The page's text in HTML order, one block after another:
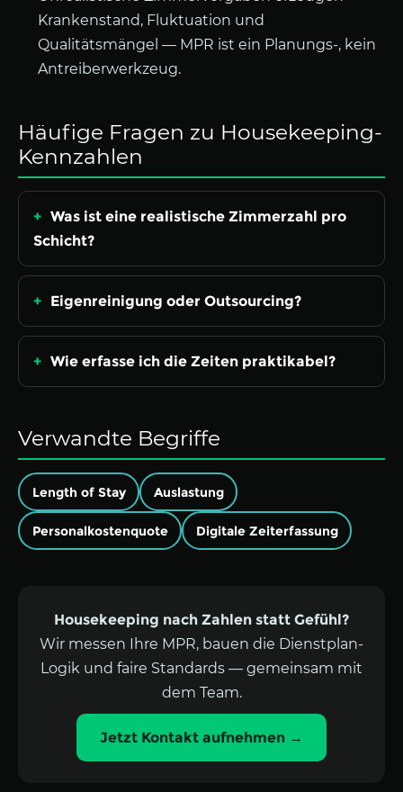
Krankenstand, Fluktuation und
Qualitätsmängel — MPR ist ein Planungs-, kein
Antreiberwerkzeug.
Häufige Fragen zu Housekeeping-
Kennzahlen
Was ist eine realistische Zimmerzahl pro
Schicht?
Eigenreinigung oder Outsourcing?
Wie erfasse ich die Zeiten praktikabel?
Verwandte Begriffe
Length of Stay Auslastung
Personalkostenquote Digitale Zeiterfassung
Housekeeping nach Zahlen statt Gefühl?
Wir messen Ihre MPR, bauen die Dienstplan-
Logik und faire Standards — gemeinsam mit
dem Team.
Jetzt Kontakt aufnehmen →